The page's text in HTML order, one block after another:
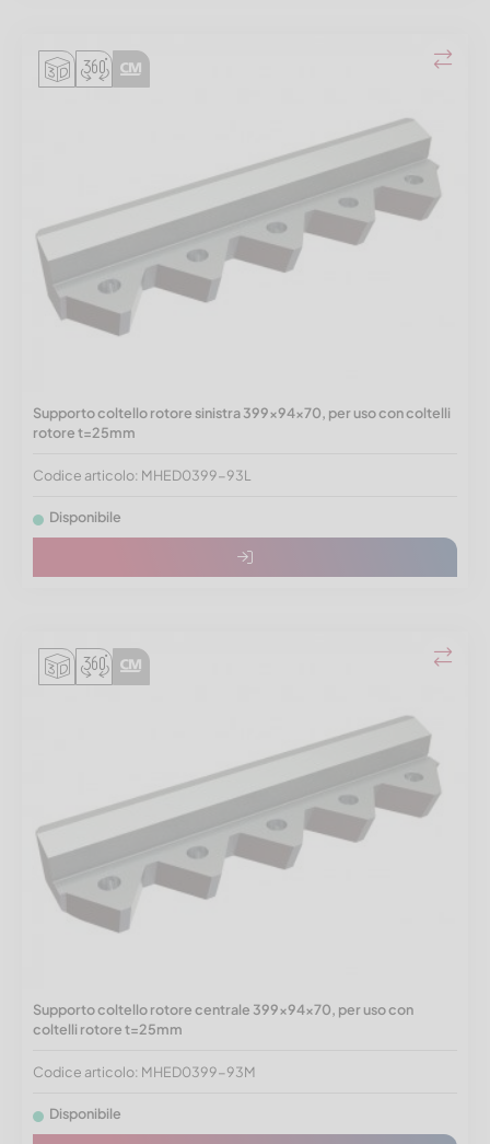
Supporto coltello rotore sinistra 399x94x70, per uso con coltelli
rotore t=25mm
Codice articolo: MHED0399-93L
Disponibile
Supporto coltello rotore centrale 399x94x70, per uso con
coltelli rotore t=25mm
Codice articolo: MHED0399-93M
Disponibile